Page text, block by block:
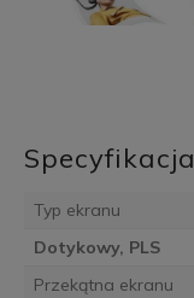
Specyfikacja
Typ ekranu
Dotykowy, PLS
Przekątna ekranu